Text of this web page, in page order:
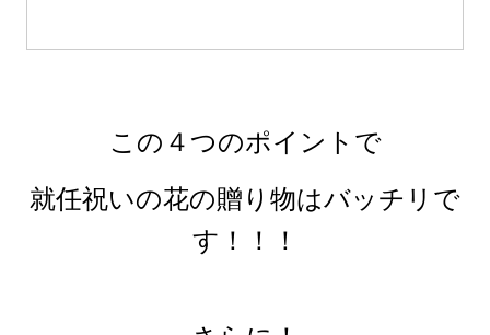
この４つのポイントで
就任祝いの花の贈り物はバッチリで
す！！！